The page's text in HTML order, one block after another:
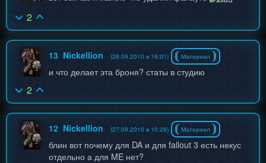
2
13 Nickellion (28.09.2010 в 16:01) Материал
и что делает эта броня? статы в студию
2
12 Nickellion (27.09.2010 в 10:28) Материал
блин вот почему для DA и для fallout 3 есть некус
отдельно а для ME нет?